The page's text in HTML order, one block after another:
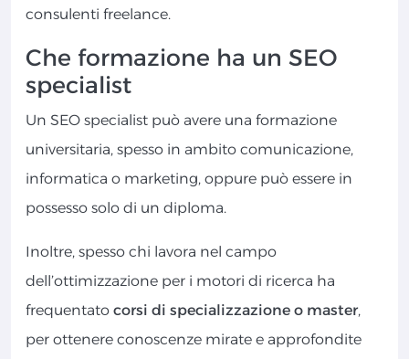
consulenti freelance.
Che formazione ha un SEO
specialist
Un SEO specialist può avere una formazione
universitaria, spesso in ambito comunicazione,
informatica o marketing, oppure può essere in
possesso solo di un diploma.
Inoltre, spesso chi lavora nel campo
dell’ottimizzazione per i motori di ricerca ha
frequentato corsi di specializzazione o master,
per ottenere conoscenze mirate e approfondite